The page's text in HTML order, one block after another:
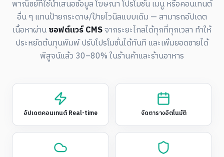
พาณิชย์ที่ใช้นำเสนอข้อมูล โฆษณา โปรโมชั่น เมนู หรือคอนเทนต์
อื่น ๆ แทนป้ายกระดาษ/ป้ายไวนิลแบบเดิม — สามารถอัปเดต
เนื้อหาผ่านซอฟต์แวร์ CMSจากระยะไกลได้ทุกที่ทุกเวลา ทำให้
ประหยัดต้นทุนพิมพ์ ปรับโปรโมชั่นได้ทันที และเพิ่มยอดขายได้
พิสูจน์แล้ว 30–80% ในร้านค้าและร้านอาหาร
อัปเดตคอนเทนต์ Real-time จัดตารางอัตโนมัติ